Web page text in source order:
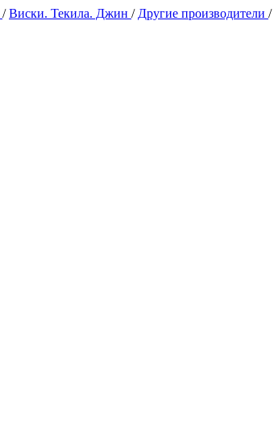
/Виски. Текила. Джин / Другие производители /